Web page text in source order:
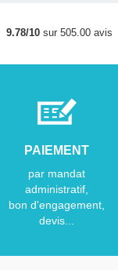
9.78/10 sur 505.00 avis
PAIEMENT
par mandat
administratif,
bon d'engagement,
devis...